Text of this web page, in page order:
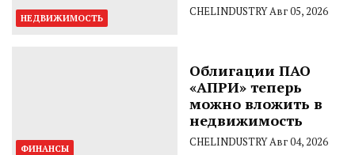
НЕДВИЖИМОСТЬ CHELINDUSTRYАвг 05, 2026
ФИНАНСЫ
Облигации ПАО
«АПРИ» теперь
можно вложить в
недвижимость
CHELINDUSTRYАвг 04, 2026